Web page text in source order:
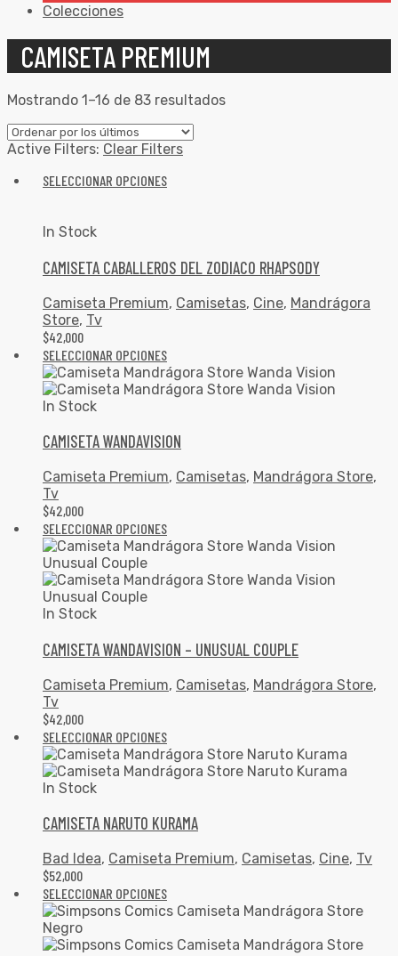
Colecciones
CAMISETA PREMIUM
Mostrando 1–16 de 83 resultados
Active Filters: Clear Filters
SELECCIONAR OPCIONES
In Stock
CAMISETA CABALLEROS DEL ZODIACO RHAPSODY
Camiseta Premium, Camisetas, Cine, Mandrágora
Store, Tv
$42,000
SELECCIONAR OPCIONES
In Stock
CAMISETA WANDAVISION
Camiseta Premium, Camisetas, Mandrágora Store,
Tv
$42,000
SELECCIONAR OPCIONES
In Stock
CAMISETA WANDAVISION – UNUSUAL COUPLE
Camiseta Premium, Camisetas, Mandrágora Store,
Tv
$42,000
SELECCIONAR OPCIONES
In Stock
CAMISETA NARUTO KURAMA
Bad Idea, Camiseta Premium, Camisetas, Cine, Tv
$52,000
SELECCIONAR OPCIONES